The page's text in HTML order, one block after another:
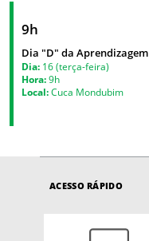
9h
Dia "D" da Aprendizagem
Dia: 16 (terça-feira)
Hora:9h
Local:Cuca Mondubim
ACESSO RÁPIDO